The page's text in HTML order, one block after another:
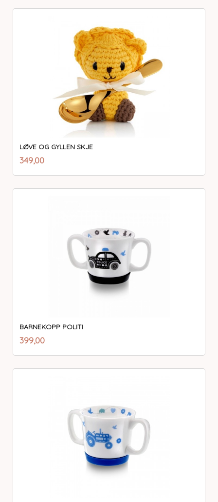
LØVE OG GYLLEN SKJE
Pris
349,00mva.
BARNEKOPP POLITI
Pris
399,00mva.